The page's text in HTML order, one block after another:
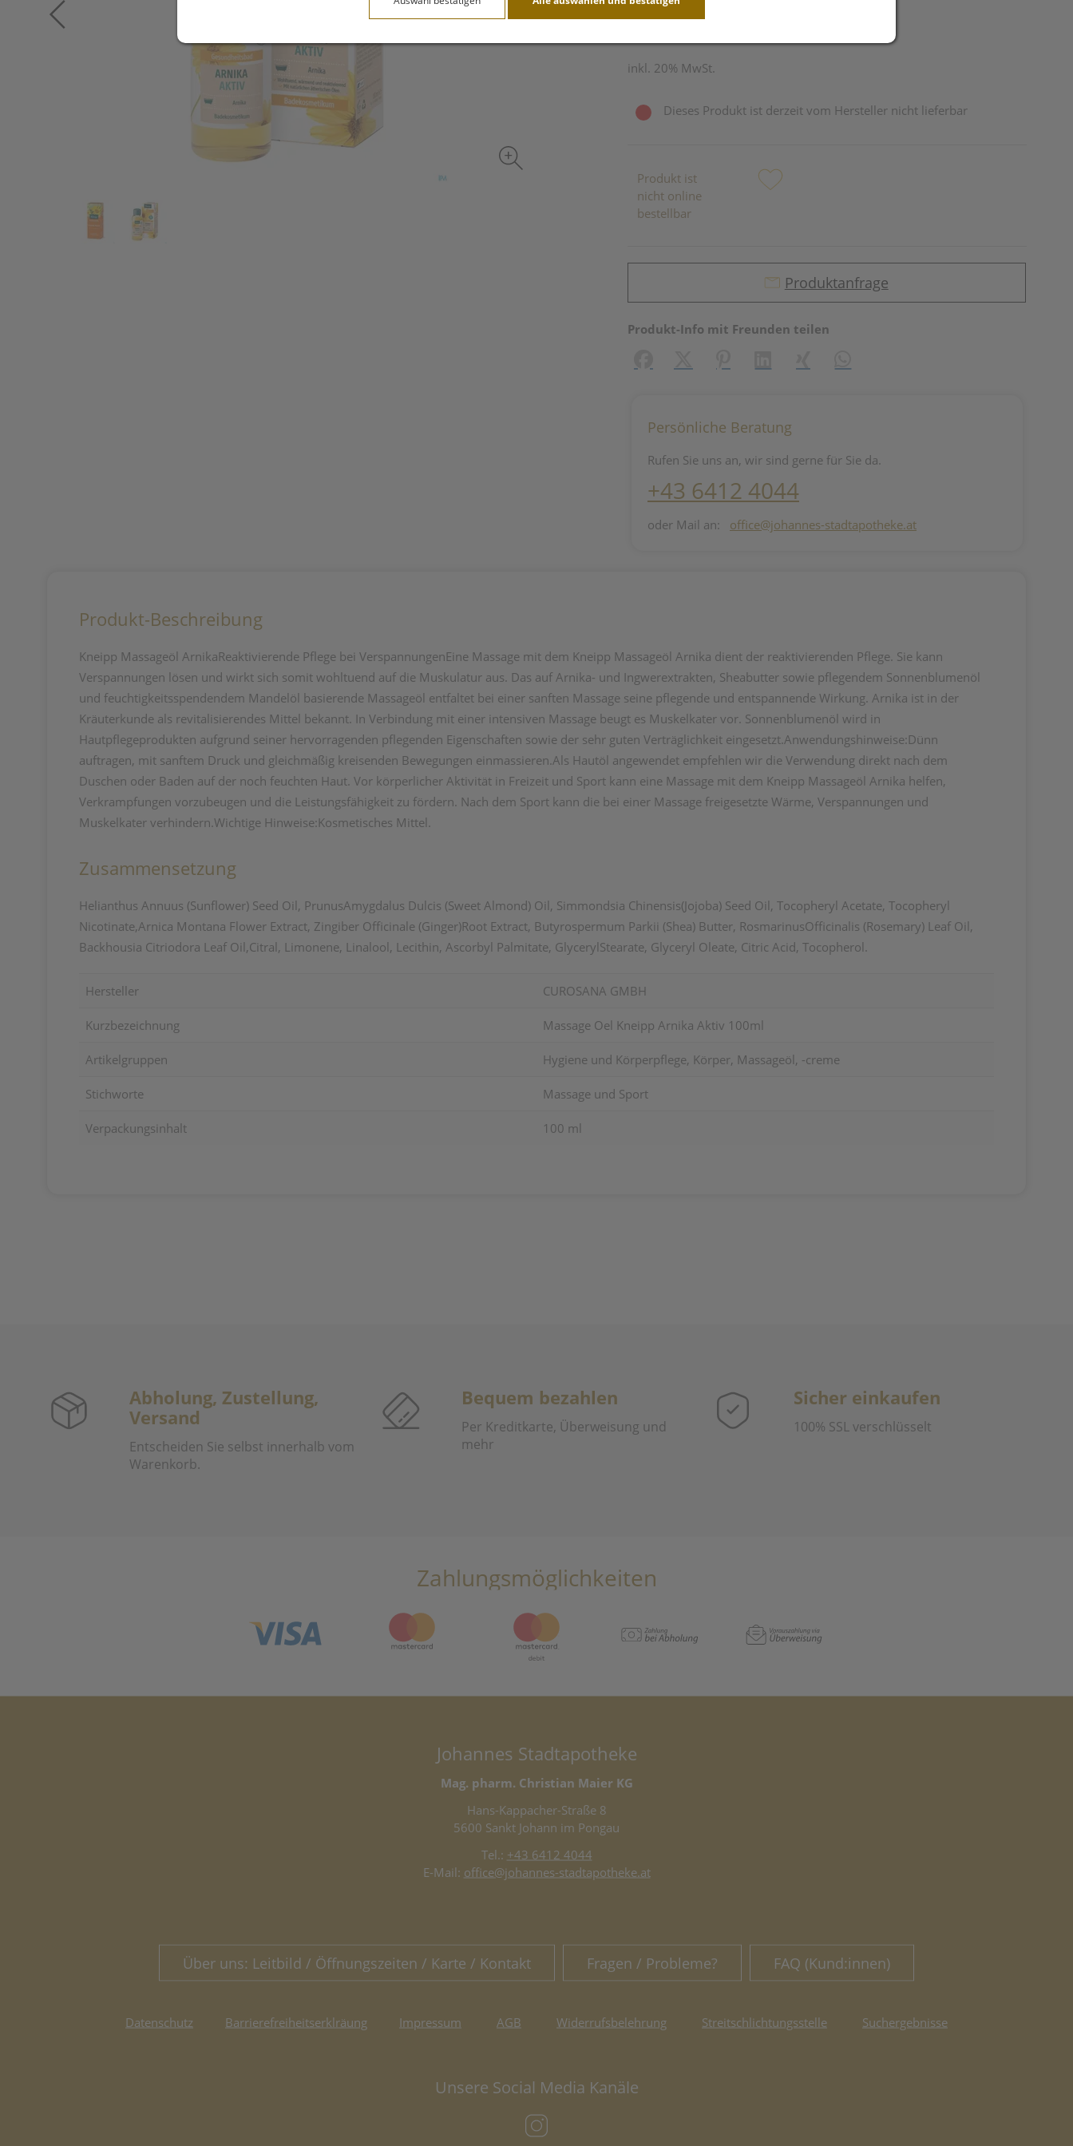
inkl. 20% MwSt.
Dieses Produkt ist derzeit vom Hersteller nicht lieferbar
Produkt ist
nicht online
bestellbar
Produktanfrage
Produkt-Info mit Freunden teilen
Persönliche Beratung
Rufen Sie uns an, wir sind gerne für Sie da.
+43 6412 4044
oder Mail an: office@johannes-stadtapotheke.at
Produkt-Beschreibung
Kneipp Massageöl ArnikaReaktivierende Pflege bei VerspannungenEine Massage mit dem Kneipp Massageöl Arnika dient der reaktivierenden Pflege. Sie kann
Verspannungen lösen und wirkt sich somit wohltuend auf die Muskulatur aus. Das auf Arnika- und Ingwerextrakten, Sheabutter sowie pflegendem Sonnenblumenöl
und feuchtigkeitsspendendem Mandelöl basierende Massageöl entfaltet bei einer sanften Massage seine pflegende und entspannende Wirkung. Arnika ist in der
Kräuterkunde als revitalisierendes Mittel bekannt. In Verbindung mit einer intensiven Massage beugt es Muskelkater vor. Sonnenblumenöl wird in
Hautpflegeprodukten aufgrund seiner hervorragenden pflegenden Eigenschaften sowie der sehr guten Verträglichkeit eingesetzt.Anwendungshinweise:Dünn
auftragen, mit sanftem Druck und gleichmäßig kreisenden Bewegungen einmassieren.Als Hautöl angewendet empfehlen wir die Verwendung direkt nach dem
Duschen oder Baden auf der noch feuchten Haut. Vor körperlicher Aktivität in Freizeit und Sport kann eine Massage mit dem Kneipp Massageöl Arnika helfen,
Verkrampfungen vorzubeugen und die Leistungsfähigkeit zu fördern. Nach dem Sport kann die bei einer Massage freigesetzte Wärme, Verspannungen und
Muskelkater verhindern.Wichtige Hinweise:Kosmetisches Mittel.
Zusammensetzung
Helianthus Annuus (Sunflower) Seed Oil, PrunusAmygdalus Dulcis (Sweet Almond) Oil, Simmondsia Chinensis(Jojoba) Seed Oil, Tocopheryl Acetate, Tocopheryl
Nicotinate,Arnica Montana Flower Extract, Zingiber Officinale (Ginger)Root Extract, Butyrospermum Parkii (Shea) Butter, RosmarinusOfficinalis (Rosemary) Leaf Oil,
Backhousia Citriodora Leaf Oil,Citral, Limonene, Linalool, Lecithin, Ascorbyl Palmitate, GlycerylStearate, Glyceryl Oleate, Citric Acid, Tocopherol.
Hersteller CUROSANA GMBH
Kurzbezeichnung Massage Oel Kneipp Arnika Aktiv 100ml
Artikelgruppen Hygiene und Körperpflege, Körper, Massageöl, -creme
Stichworte Massage und Sport
Verpackungsinhalt 100 ml
Abholung, Zustellung,
Versand
Entscheiden Sie selbst innerhalb vom
Warenkorb.
Bequem bezahlen
Per Kreditkarte, Überweisung und
mehr
Sicher einkaufen
100% SSL verschlüsselt
Zahlungsmöglichkeiten
Johannes Stadtapotheke
Mag. pharm. Christian Maier KG
Hans-Kappacher-Straße 8
5600 Sankt Johann im Pongau
Tel.: +43 6412 4044
E-Mail: office@johannes-stadtapotheke.at
Über uns: Leitbild / Öffnungszeiten / Karte / Kontakt Fragen / Probleme? FAQ (Kund:innen)
Datenschutz Barrierefreiheitserklräung Impressum AGB Widerrufsbelehrung Streitschlichtungsstelle Suchergebnisse
Unsere Social Media Kanäle